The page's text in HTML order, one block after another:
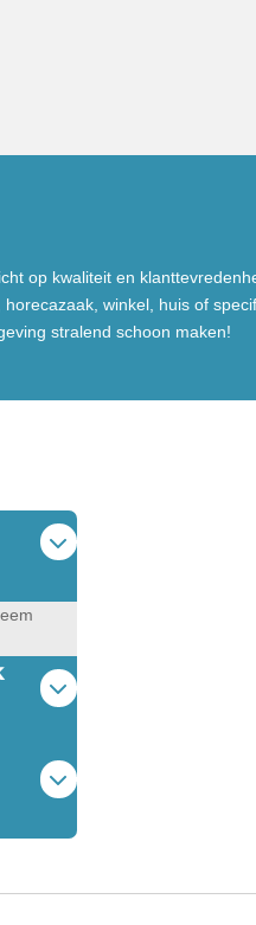
op kwaliteit en
horecazaak, winkel, huis of
stralend schoon maken!